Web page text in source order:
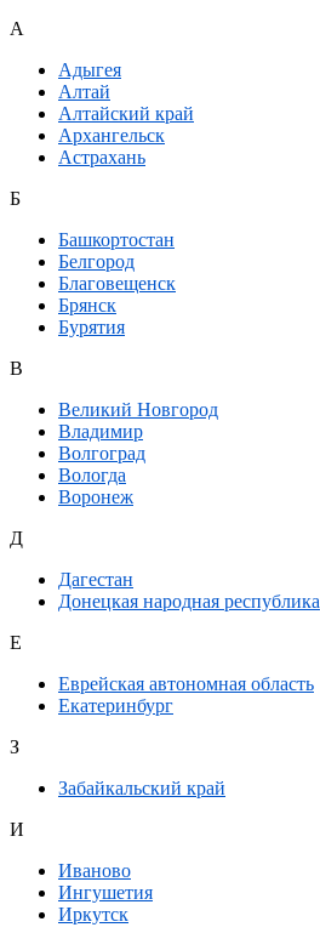
А
Адыгея
Алтай
Алтайский край
Архангельск
Астрахань
Б
Башкортостан
Белгород
Благовещенск
Брянск
Бурятия
В
Великий Новгород
Владимир
Волгоград
Вологда
Воронеж
Д
Дагестан
Донецкая народная республика
Е
Еврейская автономная область
Екатеринбург
З
Забайкальский край
И
Иваново
Ингушетия
Иркутск